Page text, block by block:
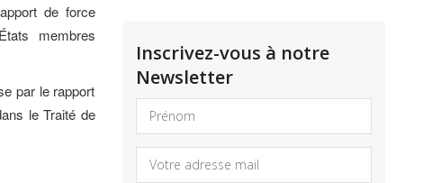
de force
membres
par le rapport
le Traité de
Inscrivez-vous à notre
Newsletter